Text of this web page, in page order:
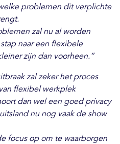
problemen dit verplichte
zal nu al worden
naar een flexibele
zijn dan voorheen.”
zal zeker het proces
flexibel werkplek
dan wel een goed privacy
nu nog vaak de show
focus op om te waarborgen